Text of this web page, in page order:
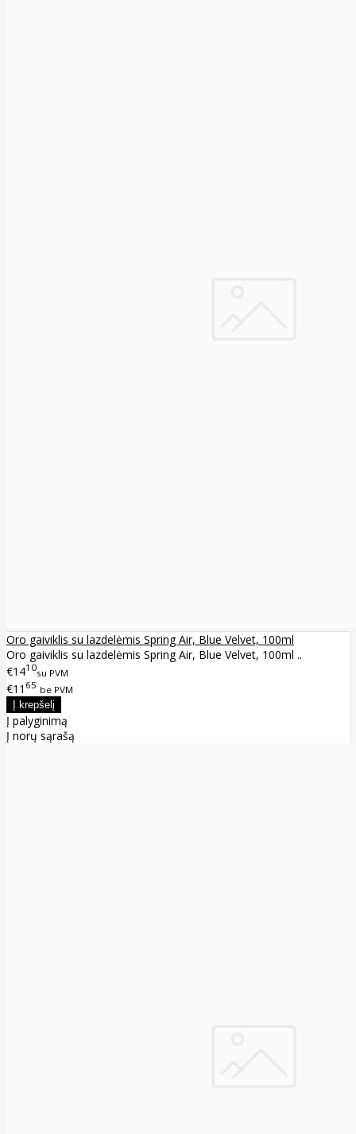
Oro gaiviklis su lazdelėmis Spring Air, Blue Velvet, 100ml
Oro gaiviklis su lazdelėmis Spring Air, Blue Velvet, 100ml ..
€1410su PVM
€11 65 be PVM
Į palyginimą
Į norų sąrašą